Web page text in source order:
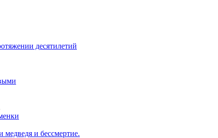
десятилетий
и бессмертие.